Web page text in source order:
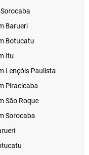
Barueri
Botucatu
Itu
Lençóis Paulista
Piracicaba
São Roque
Sorocaba